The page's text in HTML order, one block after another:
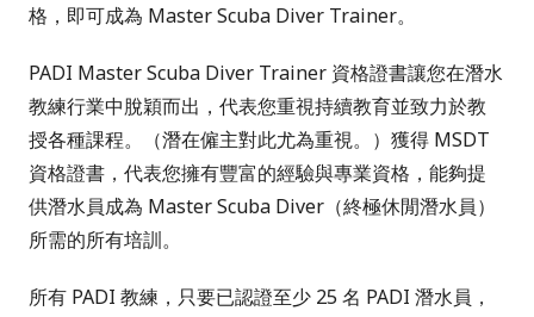
格，即可成為 Master Scuba Diver Trainer。
PADI Master Scuba Diver Trainer 資格證書讓您在潛水
教練行業中脫穎而出，代表您重視持續教育並致力於教
授各種課程。（潛在僱主對此尤為重視。）獲得 MSDT
資格證書，代表您擁有豐富的經驗與專業資格，能夠提
供潛水員成為 Master Scuba Diver（終極休閒潛水員）
所需的所有培訓。
所有 PADI 教練，只要已認證至少 25 名 PADI 潛水員，